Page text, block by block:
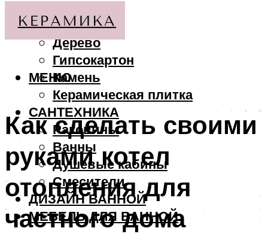
МАТЕРИАЛЫ
Дерево
Гипсокартон
Камень
Керамическая плитка
САНТЕХНИКА
Раковины
Ванны
Душевые кабины
Смесители
ДИЗАЙН ВАННОЙ
МЕБЕЛЬ ДЛЯ ВАННОЙ
МЕНЮ
Как сделать своими
руками котел
отопления для
частного дома